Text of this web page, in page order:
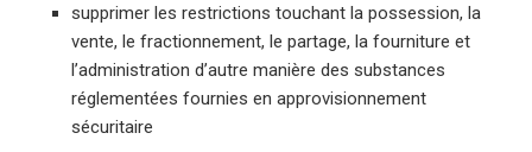
supprimer les restrictions touchant la possession, la
vente, le fractionnement, le partage, la fourniture et
l’administration d’autre manière des substances
réglementées fournies en approvisionnement
sécuritaire